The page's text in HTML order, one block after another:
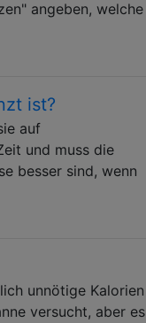
angeben, welche
ist?
auf
und muss die
besser sind, wenn
unnötige Kalorien
versucht, aber es